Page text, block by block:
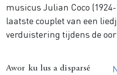
musicus Julian Coco
laatste couplet van een
verduistering tijdens de
Awor ku lus a disparsé